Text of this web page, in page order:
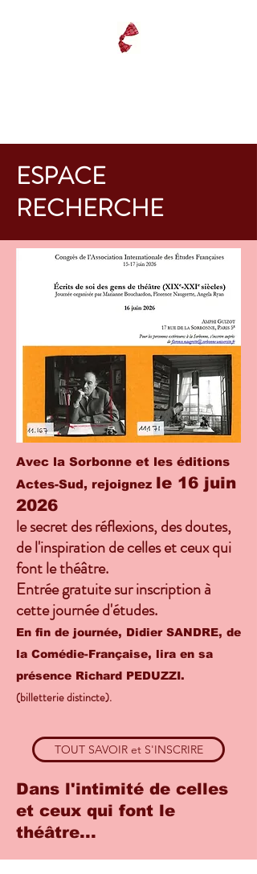
ESPACE
RECHERCHE
Avec la Sorbonne et les éditions
Actes-Sud, rejoignez le 16 juin
2026
le secret des réflexions, des doutes,
de l'inspiration de celles et ceux qui
font le théâtre.
Entrée gratuite sur inscription à
cette journée d'études.
En fin de journée, Didier SANDRE, de
la Comédie-Française, lira en sa
présence Richard PEDUZZI.
(billetterie distincte).
TOUT SAVOIR et S'INSCRIRE
Dans l'intimité de celles
et ceux qui font le
théâtre...